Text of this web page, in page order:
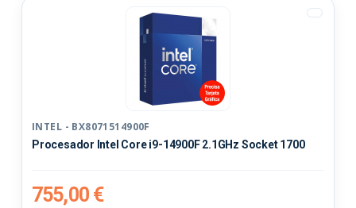
INTEL - BX8071514900F
Procesador Intel Core i9-14900F 2.1GHz Socket 1700
755,00 €